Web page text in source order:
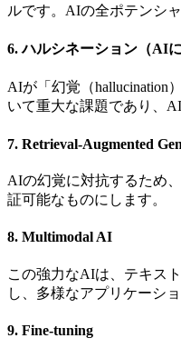
ルです。AIの全ポテンシ
6. ハルシネーション（AIに
AIが「幻覚（hallucination
いて重大な課題であり、
7. Retrieval-Augmented
AIの幻覚に対抗するため、
証可能なものにします。
8. Multimodal AI
この強力なAIは、テキス
し、多様なアプリケーシ
9. Fine-tuning